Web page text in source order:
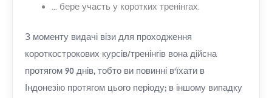
... бере участь у коротких тренінгах.
З моменту видачі візи для проходження
короткострокових курсів/тренінгів вона дійсна
протягом 90 днів, тобто ви повинні в'їхати в
Індонезію протягом цього періоду; в іншому випадку